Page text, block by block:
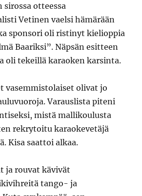
sirossa otteessa
Vetinen vaelsi hämärään
sponsori oli ristinyt kielioppia
Baariksi”. Näpsän esitteen
oli tekeillä karaoken karsinta.
vasemmistolaiset olivat jo
Varauslista piteni
mistä mallikoulusta
rekrytoitu karaokevetäjä
Kisa saattoi alkaa.
ja rouvat kävivät
tango- ja